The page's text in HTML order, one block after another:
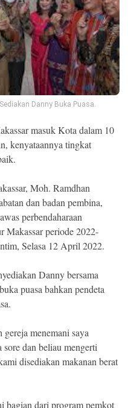
Danny Buka Puasa.
masuk Kota dalam 10
kenyataannya tingkat
Moh. Ramdhan
dan badan pembina,
perbendaharaan
Makassar periode 2022-
Selasa 12 April 2022.
Danny bersama
puasa bahkan pendeta
menemani saya
dan beliau mengerti
disediakan makanan berat
bagian dari program pemkot